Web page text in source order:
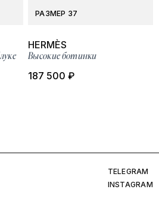
РАЗМЕР 37
HERMÈS
Высокие ботинки
187 500 ₽
TELEGRAM
INSTAGRAM